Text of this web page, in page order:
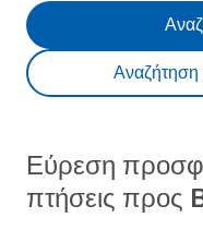
Αναζήτηση
Εύρεση
πτήσεις προς